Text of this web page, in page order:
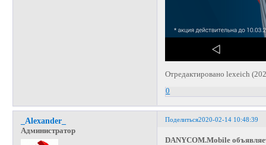
Отредактировано lexeich
0
Поделиться2020-02-14 10:48:39
_Alexander_
Администратор
DANYCOM.Mobile